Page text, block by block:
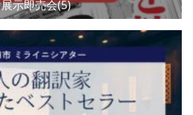
展示即売会(5)